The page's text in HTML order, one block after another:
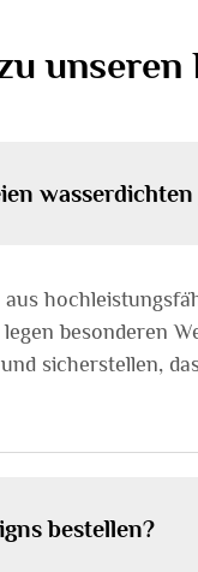
wasserdichten
besonderen
sicherstellen,
bestellen?